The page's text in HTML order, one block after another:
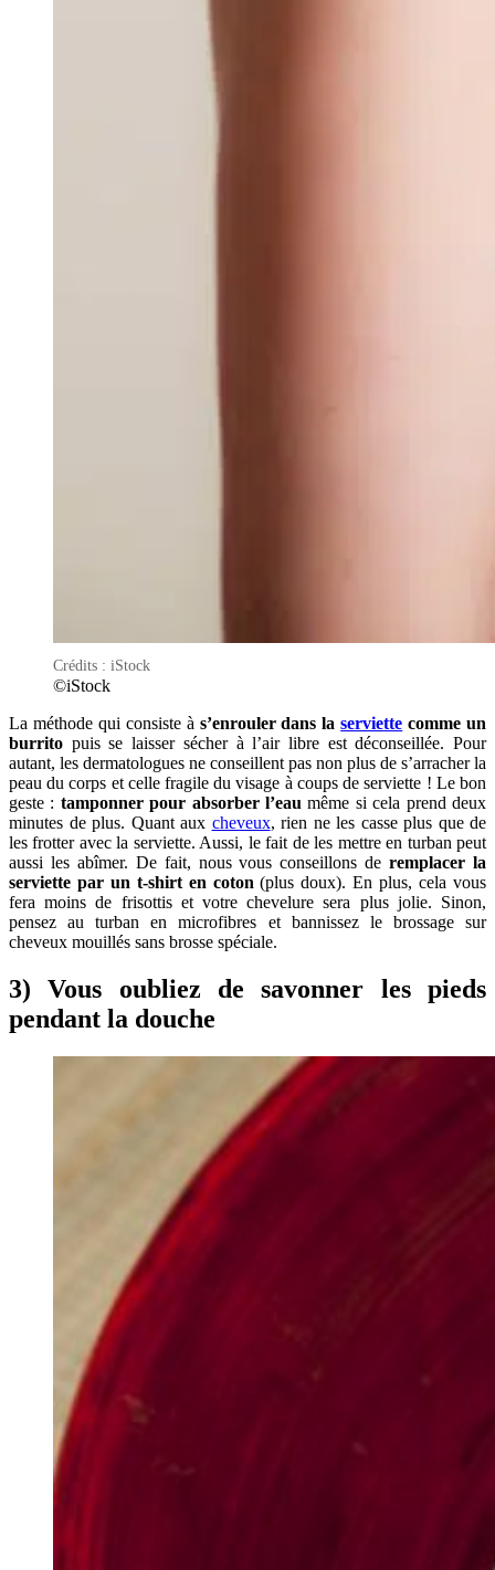
Crédits : iStock
©iStock
La méthode qui consiste à s’enrouler dans laserviette comme un
burrito puis se laisser sécher à l’air libre est déconseillée. Pour
autant, les dermatologues ne conseillent pas non plus de s’arracher la
peau du corps et celle fragile du visage à coups de serviette ! Le bon
geste : tamponner pour absorber l’eau même si cela prend deux
minutes de plus. Quant aux cheveux, rien ne les casse plus que de
les frotter avec la serviette. Aussi, le fait de les mettre en turban peut
aussi les abîmer. De fait, nous vous conseillons deremplacer la
serviette par un t-shirt en coton (plus doux). En plus, cela vous
fera moins de frisottis et votre chevelure sera plus jolie. Sinon,
pensez au turban en microfibres et bannissez le brossage sur
cheveux mouillés sans brosse spéciale.
3) Vous oubliez de savonner les pieds
pendant la douche